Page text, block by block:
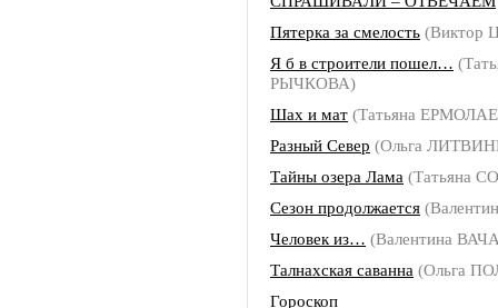
Пятерка за смелость (Виктор
Я б в строители пошел…
РЫЧКОВА)
Шах и мат (Татьяна
Разный Север (Ольга
Тайны озера Лама (Татьяна
Сезон продолжается
Человек из… (Валентина
Талнахская саванна (Ольга
Гороскоп